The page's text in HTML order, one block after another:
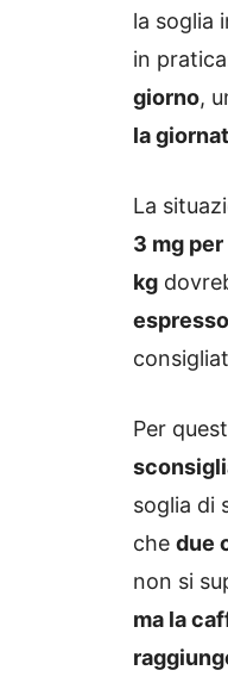
la soglia
in
giorno,
la
La
3 mg
kg
Per
soglia di
che due
non si
ma la